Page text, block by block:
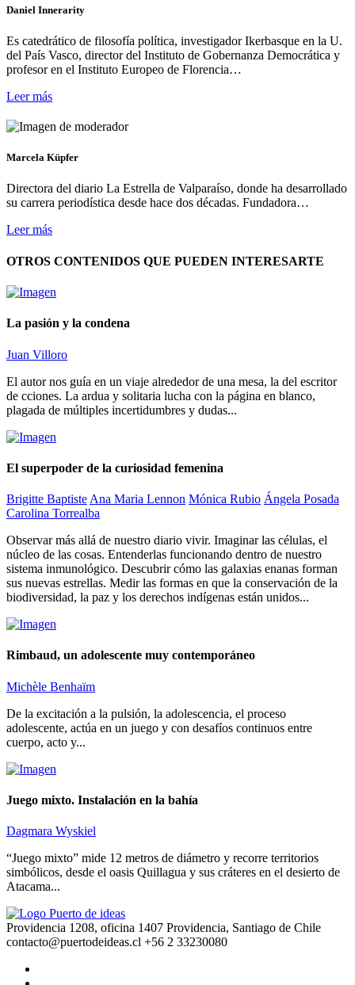
Daniel Innerarity
Es catedrático de filosofía política, investigador Ikerbasque en la U.
del País Vasco, director del Instituto de Gobernanza Democrática y
profesor en el Instituto Europeo de Florencia…
Leer más
Marcela Küpfer
Directora del diario La Estrella de Valparaíso, donde ha desarrollado
su carrera periodística desde hace dos décadas. Fundadora…
Leer más
OTROS CONTENIDOS QUE PUEDEN INTERESARTE
La pasión y la condena
Juan Villoro
El autor nos guía en un viaje alrededor de una mesa, la del escritor
de cciones. La ardua y solitaria lucha con la página en blanco,
plagada de múltiples incertidumbres y dudas...
El superpoder de la curiosidad femenina
Brigitte Baptiste Ana Maria Lennon Mónica Rubio Ángela Posada
Carolina Torrealba
Observar más allá de nuestro diario vivir. Imaginar las células, el
núcleo de las cosas. Entenderlas funcionando dentro de nuestro
sistema inmunológico. Descubrir cómo las galaxias enanas forman
sus nuevas estrellas. Medir las formas en que la conservación de la
biodiversidad, la paz y los derechos indígenas están unidos...
Rimbaud, un adolescente muy contemporáneo
Michèle Benhaïm
De la excitación a la pulsión, la adolescencia, el proceso
adolescente, actúa en un juego y con desafíos continuos entre
cuerpo, acto y...
Juego mixto. Instalación en la bahía
Dagmara Wyskiel
“Juego mixto” mide 12 metros de diámetro y recorre territorios
simbólicos, desde el oasis Quillagua y sus cráteres en el desierto de
Atacama...
Providencia 1208, oficina 1407 Providencia, Santiago de Chile
contacto@puertodeideas.cl +56 2 33230080